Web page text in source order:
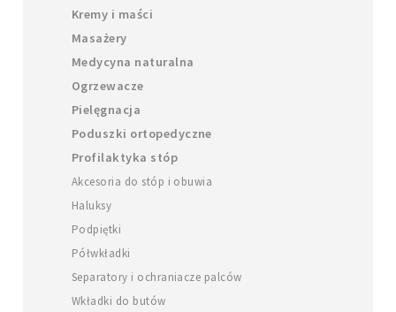
Kremy i maści
Masażery
Medycyna naturalna
Ogrzewacze
Pielęgnacja
Poduszki ortopedyczne
Profilaktyka stóp
Akcesoria do stóp i obuwia
Haluksy
Podpiętki
Półwkładki
Separatory i ochraniacze palców
Wkładki do butów